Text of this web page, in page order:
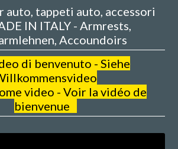
auto, tappeti auto, accessori
IN ITALY - Armrests,
Accoundoirs
di benvenuto - Siehe
video - Voir la vidéo de
bienvenue